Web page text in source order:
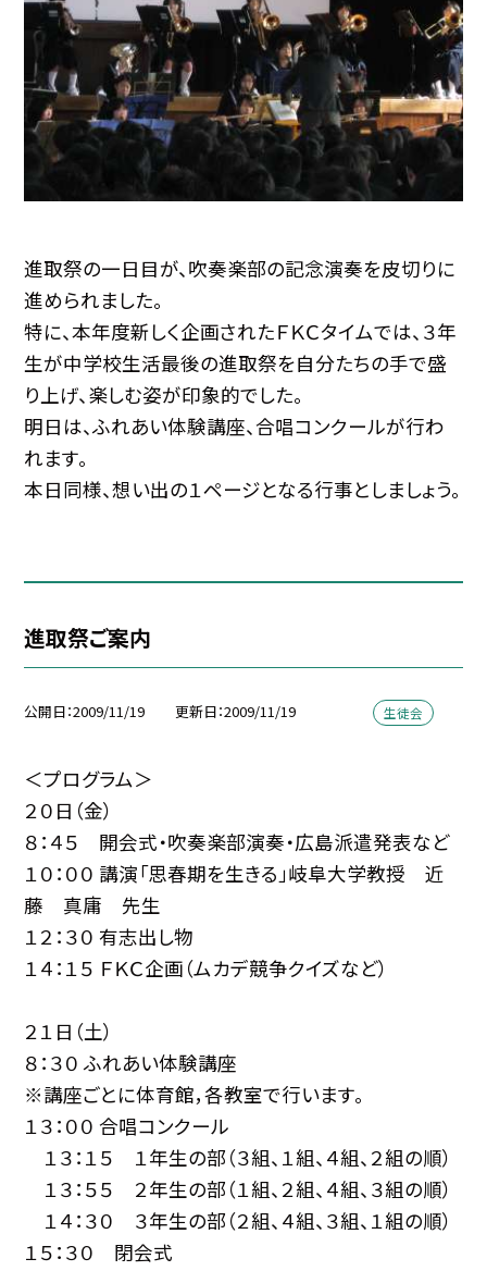
進取祭の一日目が、吹奏楽部の記念演奏を皮切りに
進められました。
特に、本年度新しく企画されたＦＫＣタイムでは、３年
生が中学校生活最後の進取祭を自分たちの手で盛
り上げ、楽しむ姿が印象的でした。
明日は、ふれあい体験講座、合唱コンクールが行わ
れます。
本日同様、想い出の１ページとなる行事としましょう。
進取祭ご案内
公開日 2009/11/19 更新日 2009/11/19 生徒会
＜プログラム＞
２０日（金）
８：４５ 開会式・吹奏楽部演奏・広島派遣発表など
１０：００ 講演「思春期を生きる」岐阜大学教授 近
藤 真庸 先生
１２：３０ 有志出し物
１４：１５ ＦＫＣ企画（ムカデ競争クイズなど）
２１日（土）
８：３０ ふれあい体験講座
※講座ごとに体育館，各教室で行います。
１３：００ 合唱コンクール
１３：１５ １年生の部（３組、１組、４組、２組の順）
１３：５５ ２年生の部（１組、２組、４組、３組の順）
１４：３０ ３年生の部（２組、４組、３組、１組の順）
１５：３０ 閉会式